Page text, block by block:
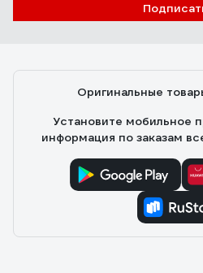
Оригинальные
Установите мобильное
информация по заказам